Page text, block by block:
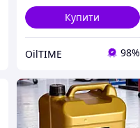
Купити
OilTIME 98%